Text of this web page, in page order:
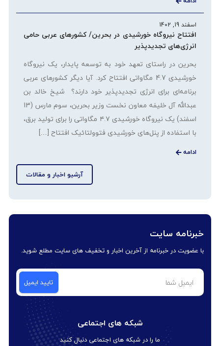
اسفند 19, 1402
افتتاح نیروگاه خورشیدی در بحرین/ کشورهای عربی حامی
انرژی‌های تجدیدپذیر
بحرین در راستای تعهد خود به توسعه پایدار، یک نیروگاه
خورشیدی 4.7 مگاواتی افتتاح کرد. آیا دیگر کشورهای عربی
برنامه‌ای برای انرژی تجدیدپذیر خود دارند؟ شیخ خالد بن
عبدالله آل خلیفه معاون نخست وزیر بحرین، سوم مارس (13
اسفند) یک نیروگاه خورشیدی ۴.۷ مگاواتی را برای تولید برق،
با استفاده از پنل‌های خورشیدی فتوولتائیک افتتاح […]
ادامه
آرشیو اخبار و مقالات
خبرنامه سایت
با عضویت در خبرنامه از آخرین اخبار و تخفیف های سایت مطلع شوید.
شبکه های اجتماعی
ما را در شبکه های اجتماعی دنبال کنید